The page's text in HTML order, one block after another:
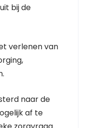
bij de
verlenen van
naar de
af te